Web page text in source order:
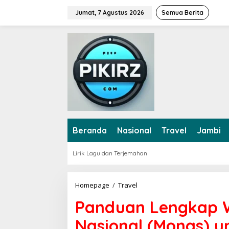
w
Jumat, 7 Agustus 2026 Semua Berita
Beranda Nasional Travel Jambi
Lirik Lagu dan Terjemahan
Homepage / Travel
n
d
Panduan Lengkap